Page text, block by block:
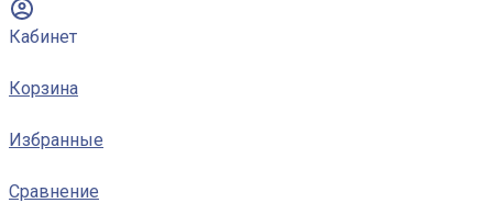
Кабинет
Корзина
Избранные
Сравнение